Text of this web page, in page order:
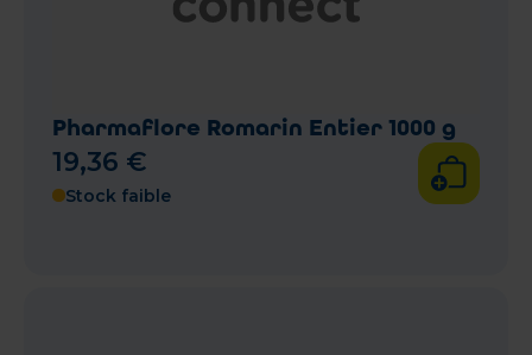
Pharmaflore Romarin Entier 1000 g
19,36 €
Stock faible